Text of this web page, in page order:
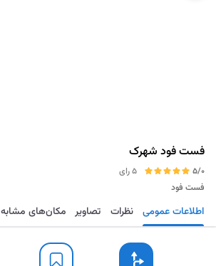
فست فود شهرک
5/0
5 رای
فست فود
مسیریابی ذخیره ارسال اطلاعات عمومی نظرات تصاویر مکان‌های مشابه